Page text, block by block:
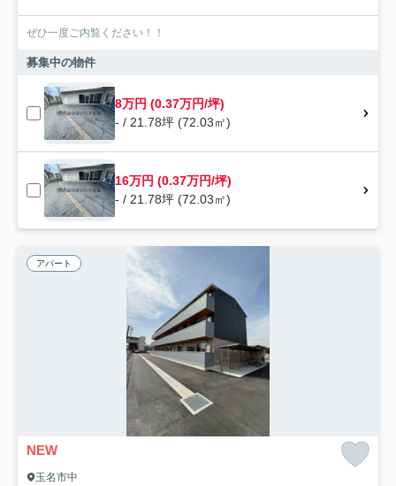
ぜひ一度ご内覧ください！！
募集中の物件
8万円 (0.37万円/坪)
- / 21.78坪 (72.03㎡)
16万円 (0.37万円/坪)
- / 21.78坪 (72.03㎡)
アパート
NEW
玉名市中